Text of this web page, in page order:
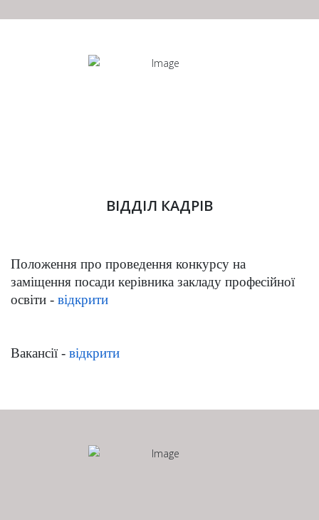
ВІДДІЛ КАДРІВ
Положення про проведення конкурсу на
заміщення посади керівника закладу професійної
освіти - відкрити
Вакансії- відкрити